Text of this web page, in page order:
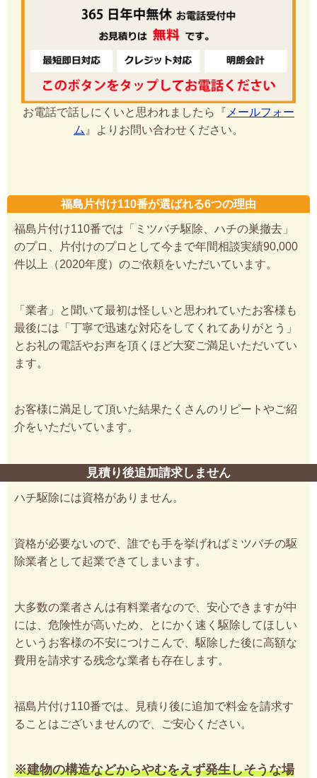
お電話で話しにくいと思われましたら『 メールフォー
ム』よりお問い合わせください。
福島片付け110番が選ばれる6つの理由
福島片付け110番では「ミツバチ駆除、ハチの巣撤去」
のプロ、片付けのプロとして今まで年間相談実績90,000
件以上（2020年度）のご依頼をいただいています。
「業者」と聞いて最初は怪しいと思われていたお客様も
最後には「丁寧で迅速な対応をしてくれてありがとう」
とお礼の電話やお声を頂くほど大変ご満足いただいてい
ます。
お客様に満足して頂いた結果たくさんのリピートやご紹
介をいただいています。
見積り後追加請求しません
ハチ駆除には資格がありません。
資格が必要ないので、誰でも手を挙げればミツバチの駆
除業者として起業できてしまいます。
大多数の業者さんは有料業者なので、安心できますが中
には、危険性が高いため、とにかく速く駆除してほしい
というお客様の不安につけこんで、駆除した後に高額な
費用を請求する残念な業者も存在します。
福島片付け110番では、見積り後に追加で料金を請求す
ることはございませんので、ご安心ください。
※建物の構造などからやむをえず発生しそうな場